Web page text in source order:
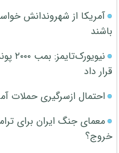
آمریکا از شهروندانش
باشند
قرار داد
احتمال ازسرگیری حملات
معمای جنگ ایران برای
خروج؟